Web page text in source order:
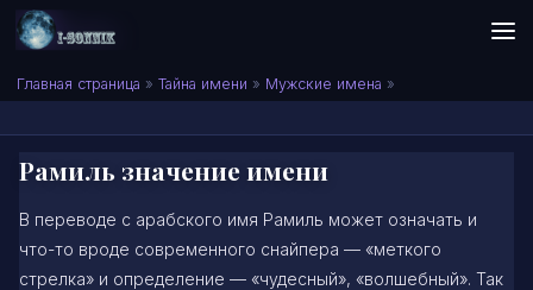
Skip to content
Сонник I-SONNIK.COM
Главная страница » Тайна имени » Мужские имена »
Рамиль значение имени
В переводе с арабского имя Рамиль может означать и
что-то вроде современного снайпера — «меткого
стрелка» и определение — «чудесный», «волшебный». Так